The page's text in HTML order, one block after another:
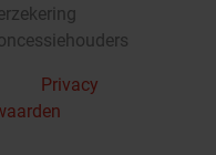
Privacy